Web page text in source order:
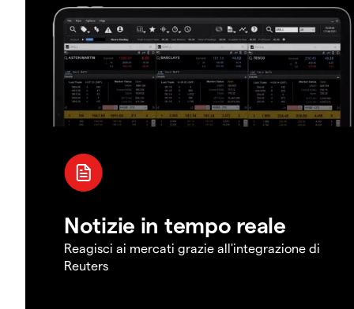
Notizie in tempo reale
Reagisci ai mercati grazie all'integrazione di
Reuters